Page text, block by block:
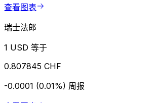
查看图表
瑞士法郎
1 USD 等于
0.807845 CHF
-0.0001 (0.01%) 周报